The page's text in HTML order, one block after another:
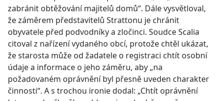
zabránit obtěžování majitelů domů“. Dále vysvětloval,
že záměrem představitelů Strattonu je chránit
obyvatele před podvodníky a zločinci. Soudce Scalia
citoval z nařízení vydaného obcí, protože chtěl ukázat,
že starosta může od žadatele o registraci chtít osobní
údaje a informace o jeho záměru, aby „na
požadovaném oprávnění byl přesně uveden charakter
činnosti“. A s trochou ironie dodal: „Chtít oprávnění